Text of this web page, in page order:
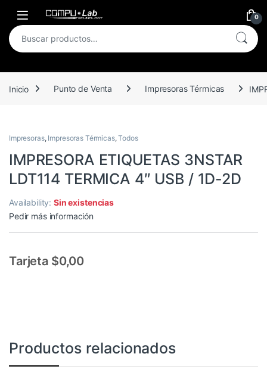
Open 0
Buscar por:
Inicio Punto de Venta Impresoras Térmicas
Impresoras, Impresoras Térmicas,Todos
IMPRESORA ETIQUETAS 3NSTAR
LDT114 TERMICA 4″ USB / 1D-2D
Availability:Sin existencias
Pedir más información
Tarjeta $0,00
Productos relacionados